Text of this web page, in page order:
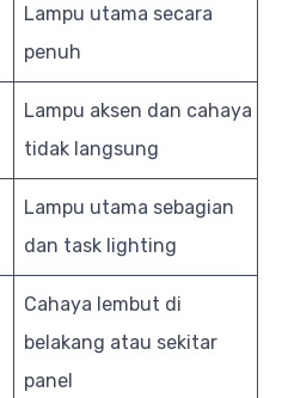
Lampu utama secara
penuh
Lampu aksen dan cahaya
tidak langsung
Lampu utama sebagian
dan task lighting
Cahaya lembut di
belakang atau sekitar
panel